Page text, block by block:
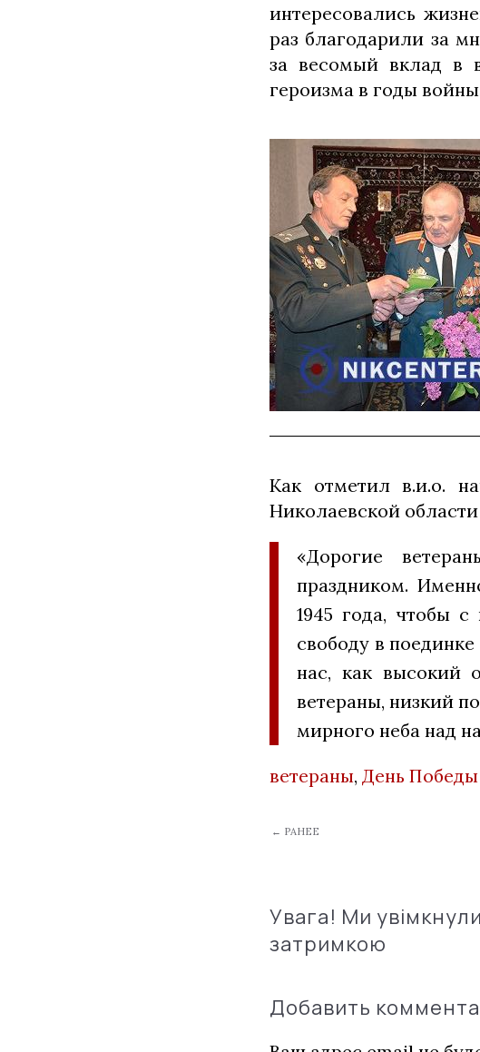
интересовались
раз благодарили за
за весомый вклад в
героизма в годы
Как отметил в.и.о.
Николаевской
«Дорогие
праздником.
1945 года, чтобы
свободу в
нас, как высокий
ветераны, низкий
мирного неба над
ветераны, День Победы
← РАНЕЕ
Увага! Ми
затримкою
Добавить